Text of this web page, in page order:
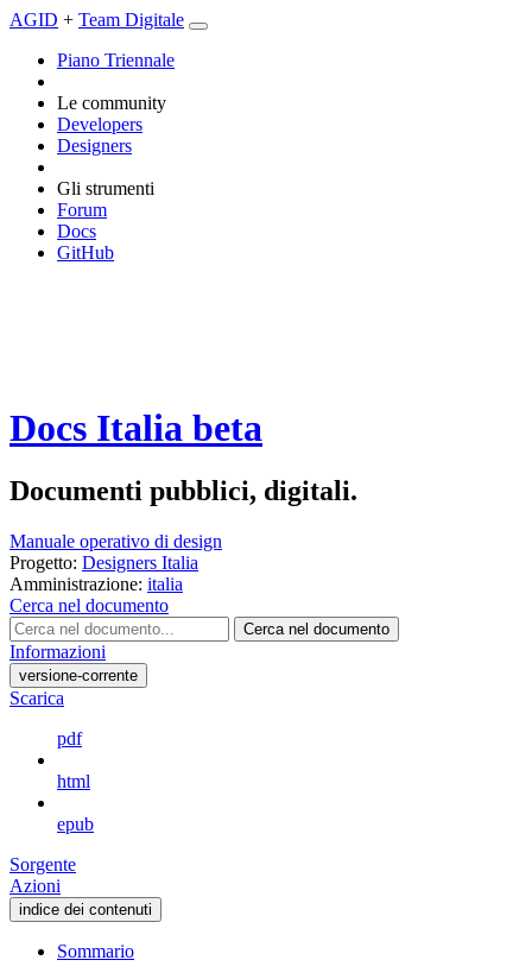
AGID + Team Digitale
Piano Triennale
Le community
Developers
Designers
Gli strumenti
Forum
Docs
GitHub
Docs Italia beta
Documenti pubblici, digitali.
Manuale operativo di design
Progetto: Designers Italia
Amministrazione: italia
Cerca nel documento
Cerca nel documento
Informazioni
versione-corrente
Scarica
pdf
html
epub
Sorgente
Azioni
indice dei contenuti
Sommario